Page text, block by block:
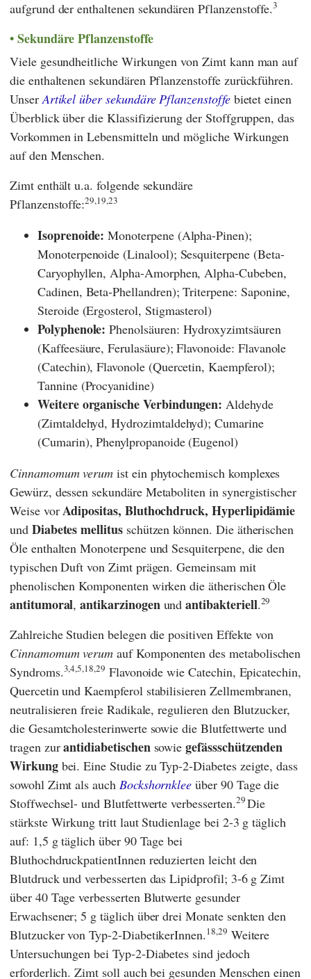
aufgrund der enthaltenen sekundären Pflanzenstoffe.3
Sekundäre Pflanzenstoffe
Viele gesundheitliche Wirkungen von Zimt kann man auf
die enthaltenen sekundären Pflanzenstoffe zurückführen.
Unser Artikel über sekundäre Pflanzenstoffebietet einen
Überblick über die Klassifizierung der Stoffgruppen, das
Vorkommen in Lebensmitteln und mögliche Wirkungen
auf den Menschen.
Zimt enthält u.a. folgende sekundäre
Pflanzenstoffe:29,19,23
Isoprenoide: Monoterpene (Alpha-Pinen);
Monoterpenoide (Linalool); Sesquiterpene (Beta-
Caryophyllen, Alpha-Amorphen, Alpha-Cubeben,
Cadinen, Beta-Phellandren); Triterpene: Saponine,
Steroide (Ergosterol, Stigmasterol)
Polyphenole: Phenolsäuren: Hydroxyzimtsäuren
(Kaffeesäure, Ferulasäure); Flavonoide: Flavanole
(Catechin), Flavonole (Quercetin, Kaempferol);
Tannine (Procyanidine)
Weitere organische Verbindungen:Aldehyde
(Zimtaldehyd, Hydrozimtaldehyd); Cumarine
(Cumarin), Phenylpropanoide (Eugenol)
Cinnamomum verum ist ein phytochemisch komplexes
Gewürz, dessen sekundäre Metaboliten in synergistischer
Weise vorAdipositas, Bluthochdruck, Hyperlipidämie
undDiabetes mellitusschützen können. Die ätherischen
Öle enthalten Monoterpene und Sesquiterpene, die den
typischen Duft von Zimt prägen. Gemeinsam mit
phenolischen Komponenten wirken die ätherischen Öle
antitumoral, antikarzinogen undantibakteriell.29
Zahlreiche Studien belegen die positiven Effekte von
Cinnamomum verum auf Komponenten des metabolischen
Syndroms.3,4,5,18,29 Flavonoide wie Catechin, Epicatechin,
Quercetin und Kaempferol stabilisieren Zellmembranen,
neutralisieren freie Radikale, regulieren den Blutzucker,
die Gesamtcholesterinwerte sowie die Blutfettwerte und
tragen zurantidiabetischen sowiegefässschützenden
Wirkungbei. Eine Studie zu Typ-2-Diabetes zeigte, dass
sowohl Zimt als auch Bockshornklee über 90 Tage die
Stoffwechsel- und Blutfettwerte verbesserten.29Die
stärkste Wirkung tritt laut Studienlage bei 2-3 g täglich
auf: 1,5 g täglich über 90 Tage bei
BluthochdruckpatientInnen reduzierten leicht den
Blutdruck und verbesserten das Lipidprofil; 3-6 g Zimt
über 40 Tage verbesserten Blutwerte gesunder
Erwachsener; 5 g täglich über drei Monate senkten den
Blutzucker von Typ-2-DiabetikerInnen.18,29 Weitere
Untersuchungen bei Typ‑2-Diabetes sind jedoch
erforderlich. Zimt soll auch bei gesunden Menschen einen